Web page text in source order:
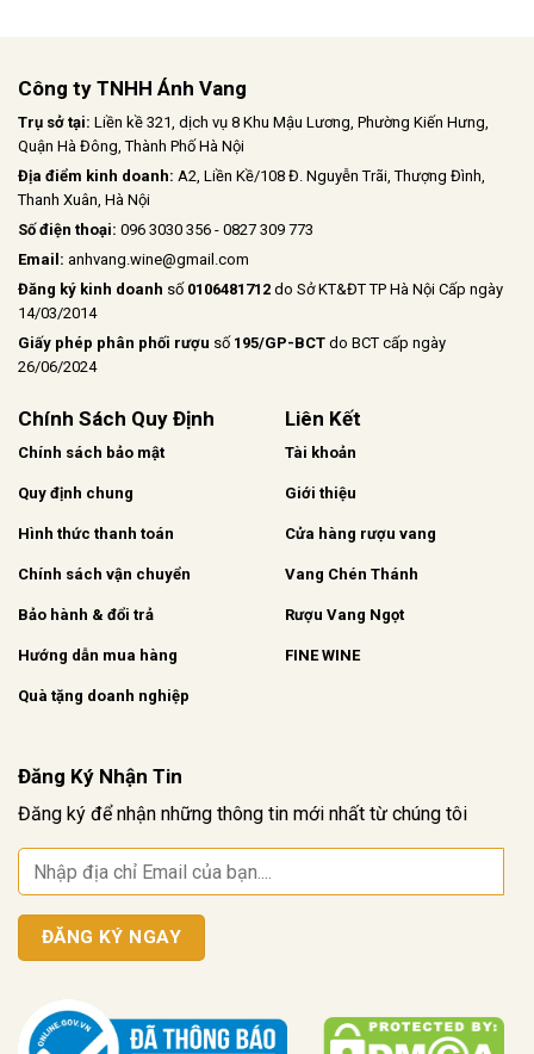
Công ty TNHH Ánh Vang
Trụ sở tại: Liền kề 321, dịch vụ 8 Khu Mậu Lương, Phường Kiến Hưng,
Quận Hà Đông, Thành Phố Hà Nội
Địa điểm kinh doanh: A2, Liền Kề/108 Đ. Nguyễn Trãi, Thượng Đình,
Thanh Xuân, Hà Nội
Số điện thoại: 096 3030 356 - 0827 309 773
Email: anhvang.wine@gmail.com
Đăng ký kinh doanh số 0106481712 do Sở KT&ĐT TP Hà Nội Cấp ngày
14/03/2014
Giấy phép phân phối rượu số 195/GP-BCT do BCT cấp ngày
26/06/2024
Chính Sách Quy Định
Chính sách bảo mật
Quy định chung
Hình thức thanh toán
Chính sách vận chuyển
Bảo hành & đổi trả
Hướng dẫn mua hàng
Quà tặng doanh nghiệp
Liên Kết
Tài khoản
Giới thiệu
Cửa hàng rượu vang
Vang Chén Thánh
Rượu Vang Ngọt
FINE WINE
Đăng Ký Nhận Tin
Đăng ký để nhận những thông tin mới nhất từ chúng tôi